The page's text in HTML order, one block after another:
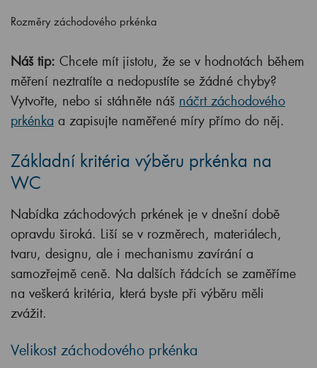
Rozměry záchodového prkénka
Náš tip: Chcete mít jistotu, že se v hodnotách během
měření neztratíte a nedopustíte se žádné chyby?
Vytvořte, nebo si stáhněte náš náčrt záchodového
prkénka a zapisujte naměřené míry přímo do něj.
Základní kritéria výběru prkénka na
WC
Nabídka záchodových prkének je v dnešní době
opravdu široká. Liší se v rozměrech, materiálech,
tvaru, designu, ale i mechanismu zavírání a
samozřejmě ceně. Na dalších řádcích se zaměříme
na veškerá kritéria, která byste při výběru měli
zvážit.
Velikost záchodového prkénka